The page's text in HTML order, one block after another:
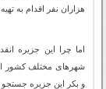
هزاران نفر اقدام به تهیه
اما چرا این جزیره
شهرهای مختلف کشور
و بکر این جزیره جستجو